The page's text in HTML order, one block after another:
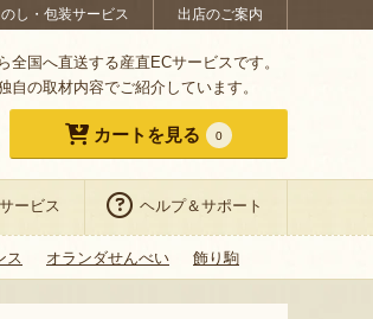
のし・包装サービス 出店のご案内
国へ直送する産直ECサービスです。
の取材内容でご紹介しています。
カートを見る 0
ービス ヘルプ＆サポート
ス オランダせんべい 飾り駒